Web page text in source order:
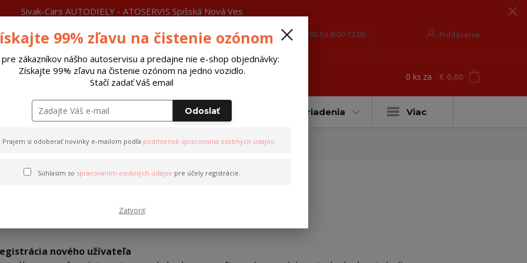
Sivak-Cars AUTODIELY - ATOSERVIS Spišská Nová Ves
Čítajte Viac Prihlásenie
Hľadať
Neviete si rady?
Zavolajte.
0915 377 999 Po-Pia-8:00-17:30 So:8:00-12:00
0 ks za € 0,00
Riadiace jednotky xenon Autobatérie Ťažné zariadenia Viac
Ako sa registrovať
nového užívateľa
99% zľavu na čistenie ozónom
pre zákazníkov nášho autoservisu a predajne nie e-shop objednávky:
Získajte 99% zľavu na čistenie ozónom na jedno vozidlo.
Stačí zadať Váš email
Odoslať
Prajem si odoberať novinky e-mailom podľa podmienok spracovania osobných údajov.
Súhlasím so spracovaním osobných údajovpre účely registrácie.
Zatvoriť